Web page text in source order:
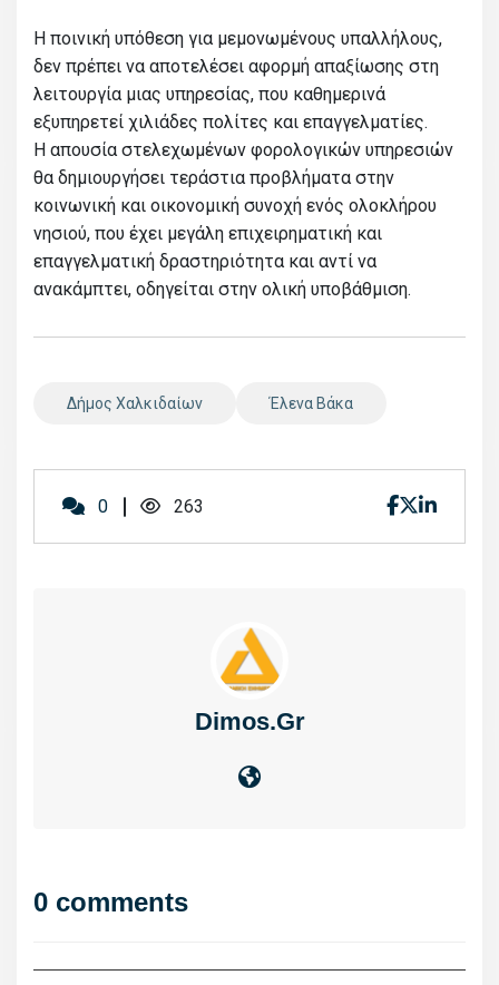
Η ποινική υπόθεση για μεμονωμένους υπαλλήλους,
δεν πρέπει να αποτελέσει αφορμή απαξίωσης στη
λειτουργία μιας υπηρεσίας, που καθημερινά
εξυπηρετεί χιλιάδες πολίτες και επαγγελματίες.
Η απουσία στελεχωμένων φορολογικών υπηρεσιών
θα δημιουργήσει τεράστια προβλήματα στην
κοινωνική και οικονομική συνοχή ενός ολοκλήρου
νησιού, που έχει μεγάλη επιχειρηματική και
επαγγελματική δραστηριότητα και αντί να
ανακάμπτει, οδηγείται στην ολική υποβάθμιση.
Δήμος Χαλκιδαίων Έλενα Βάκα
0 263
Dimos.gr
0 comments